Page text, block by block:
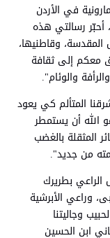
في الأردن
رسالتي هذه
المقدسة، وقاطنيها،
معكم إلى ثقافة
والوئام".
المتألم كي يعود
الله أن يستمطر
المثقلة بالغضب
من جديد".
الراعي بطريرك
وراعي الأبرشية
وجاليتنا
ابن الحسين